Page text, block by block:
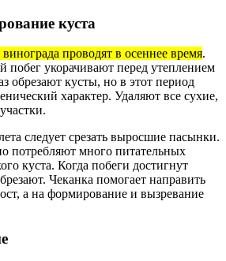
куста
проводят в осеннее время.
укорачивают перед утеплением
обрезают кусты, но в этот период
характер. Удаляют все сухие,
следует срезать выросшие пасынки.
потребляют много питательных
куста. Когда побеги достигнут
Чеканка помогает направить
а на формирование и вызревание